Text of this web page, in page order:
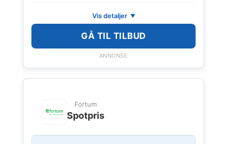
Vis detaljer
GÅ TIL TILBUD
ANNONSE
Fortum
Spotpris